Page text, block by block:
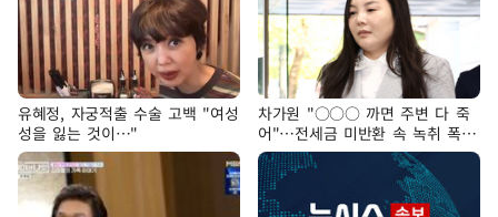
유혜정, 자궁적출 수술 고백 "여성
성을 잃는 것이…"
차가원 "○○○ 까면 주변 다 죽
어"…전세금 미반환 속 녹취 폭로
파장